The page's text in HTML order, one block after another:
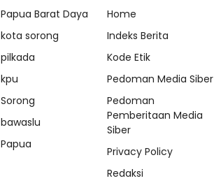
Papua Barat Daya
kota sorong
pilkada
kpu
Sorong
bawaslu
Papua
Home
Indeks Berita
Kode Etik
Pedoman Media Siber
Pedoman
Pemberitaan Media
Siber
Privacy Policy
Redaksi